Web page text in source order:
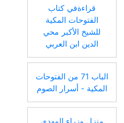
قراءةفي كتاب
الفتوحات المكية
للشيخ الأكبر محي
الدين ابن العربي
الباب 71 من الفتوحات
المكية - أسرار الصوم